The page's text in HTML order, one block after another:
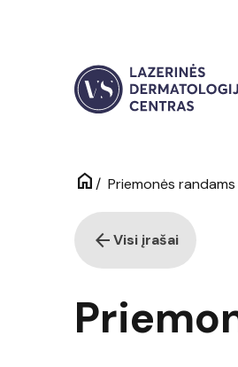
home/ Priemonės
arrow_backVisi įrašai